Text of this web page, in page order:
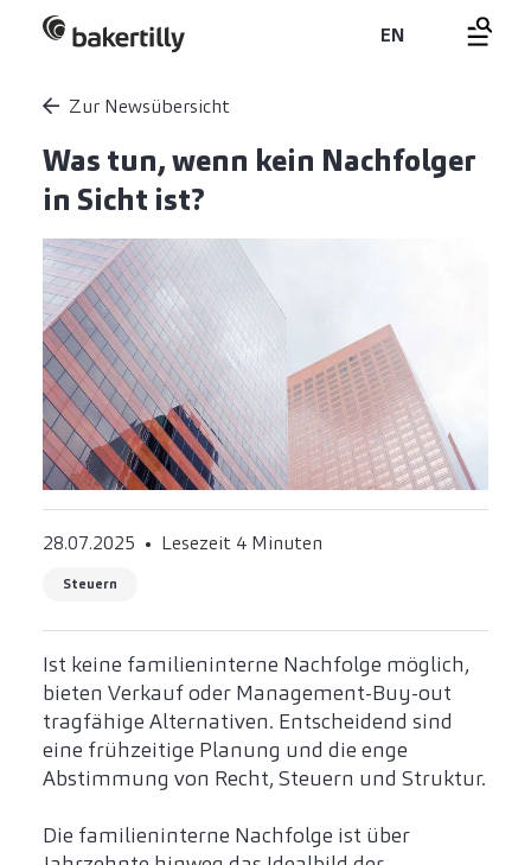
EN
Zur Newsübersicht
Was tun, wenn kein Nachfolger
in Sicht ist?
28.07.2025 Lesezeit 4 Minuten
Steuern
Ist keine familieninterne Nachfolge möglich,
bieten Verkauf oder Management-Buy-out
tragfähige Alternativen. Entscheidend sind
eine frühzeitige Planung und die enge
Abstimmung von Recht, Steuern und Struktur.
Die familieninterne Nachfolge ist über